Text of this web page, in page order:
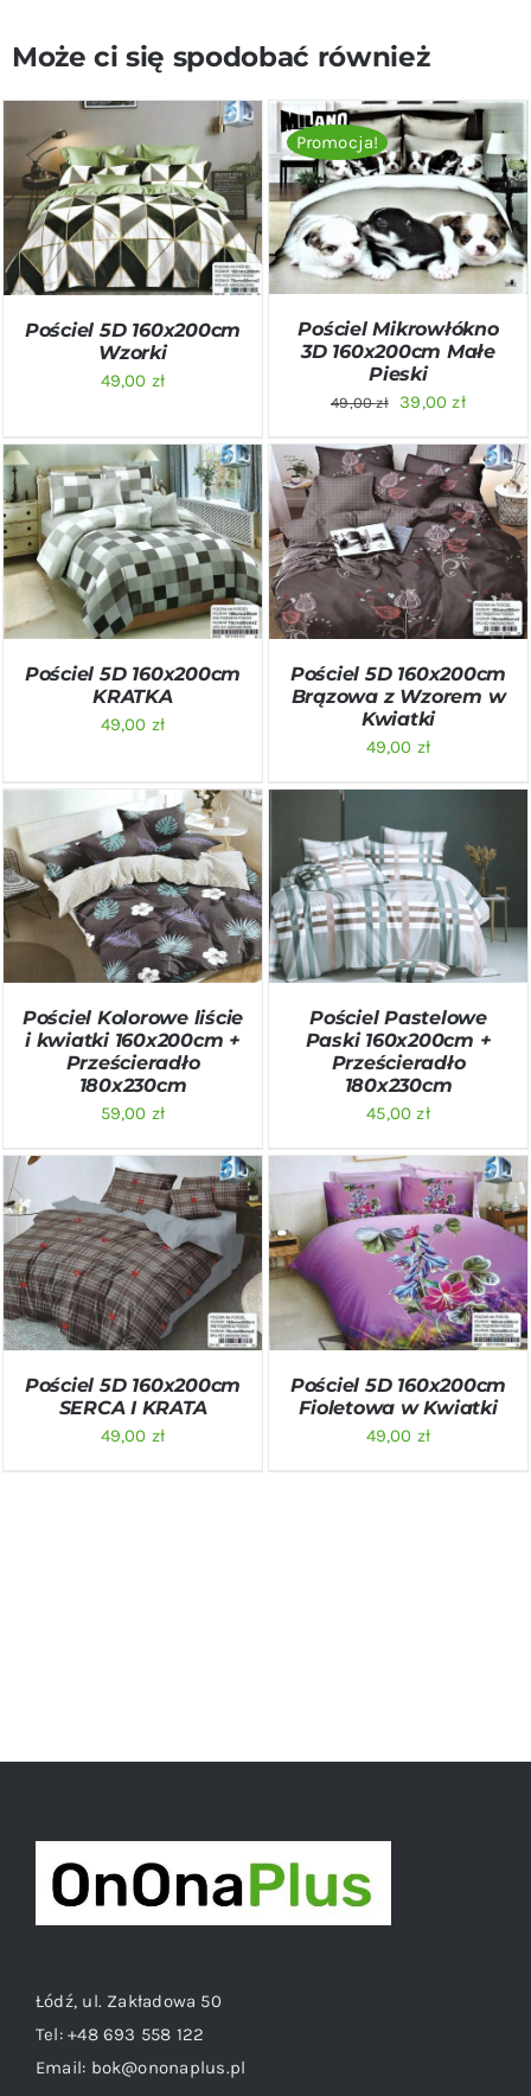
Może ci się spodobać również
DODAJ DO KOSZYKA
/
SZCZEGÓŁY
Pościel 5D 160x200cm
Wzorki
49,00 zł
Promocja!
DODAJ DO KOSZYKA
/
SZCZEGÓŁY
Pościel Mikrowłókno
3D 160x200cm Małe
Pieski
49,00zł
Pierwotna
wynosiła:
49,00 zł.
39,00zł
wynosi:
39,00
DODAJ DO KOSZYKA
/
SZCZEGÓŁY
Pościel 5D 160x200cm
KRATKA
49,00 zł
DODAJ DO KOSZYKA
/
SZCZEGÓŁY
Pościel 5D 160x200cm
Brązowa z Wzorem w
Kwiatki
49,00 zł
DODAJ DO KOSZYKA
/
SZCZEGÓŁY
Pościel Kolorowe liście
i kwiatki 160x200cm +
Prześcieradło
180x230cm
59,00 zł
DODAJ DO KOSZYKA
/
SZCZEGÓŁY
Pościel Pastelowe
Paski 160x200cm +
Prześcieradło
180x230cm
45,00zł
DODAJ DO KOSZYKA
/
SZCZEGÓŁY
Pościel 5D 160x200cm
SERCA I KRATA
49,00 zł
DODAJ DO KOSZYKA
SZCZEGÓŁY
Pościel 5D 160x200cm
Fioletowa w Kwiatki
49,00 zł
Łódź, ul. Zakładowa 50
Tel:+48 693 558 122
Email: bok@ononaplus.pl